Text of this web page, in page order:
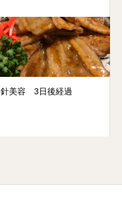
針美容 3日後経過